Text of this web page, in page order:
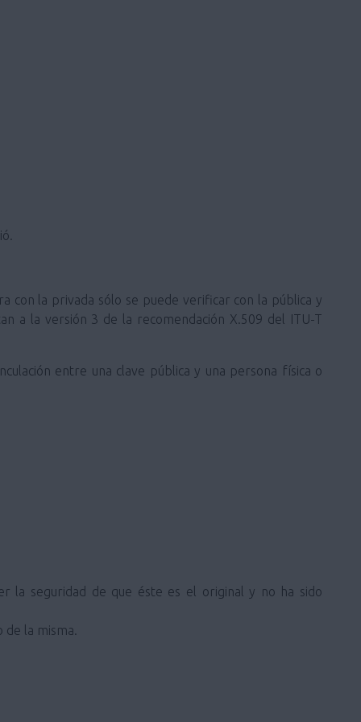
con la privada sólo se puede verificar con la pública y
a la versión 3 de la recomendación X.509 del ITU-T
entre una clave pública y una persona física o
la seguridad de que éste es el original y no ha sido
la misma.